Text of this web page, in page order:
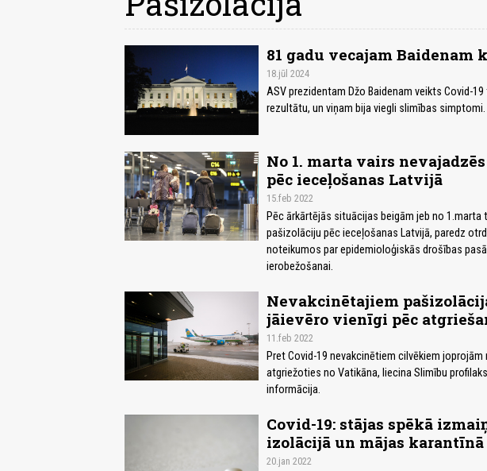
81 gadu vecajam Baidenam
18.jūl 2024
ASV prezidentam Džo Baidenam veikts Covid-
rezultātu, un viņam bija viegli slimības simptomi.
No 1. marta vairs
pēc ieceļošanas Latvijā
15.feb 2022
Pēc ārkārtējās situācijas beigām jeb no
pašizolāciju pēc ieceļošanas Latvijā, paredz
noteikumos par epidemioloģiskās drošības
ierobežošanai.
Nevakcinētajiem
jāievēro vienīgi pēc
11.feb 2022
Pret Covid-19 nevakcinētiem cilvēkiem
atgriežoties no Vatikāna, liecina Slimību
informācija.
Covid-19: stājas spēkā
izolācijā un mājas
20.jan 2022